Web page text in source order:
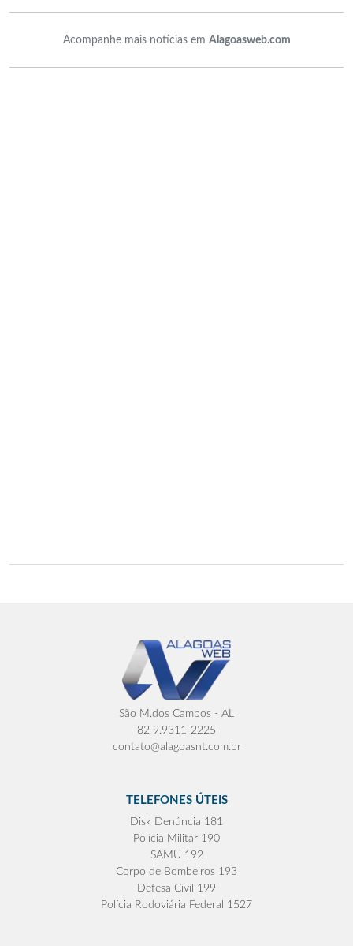
Acompanhe mais notícias em Alagoasweb.com
São M.dos Campos - AL
82 9.9311-2225
contato@alagoasnt.com.br
TELEFONES ÚTEIS
Disk Denúncia 181
Polícia Militar 190
SAMU 192
Corpo de Bombeiros 193
Defesa Civil 199
Polícia Rodoviária Federal 1527